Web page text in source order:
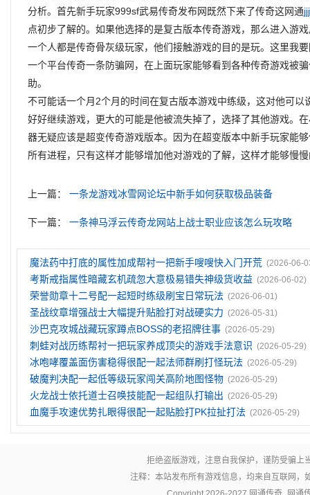
分析。首先新手玩家999sf武易传奇发布网既然下来了传奇这网通jjj
点初步了解的。如果他选择的是复古版本传奇游戏，那么进入游
一个人都是传奇骨灰级玩家，他们接触游戏的目的是玩。这里我
一个平台传奇一条防骗网，在上面玩家能够看到各种传奇游戏被
助。
不可能话一个月2个月的时间在复古版本游戏中练级，这对他可以
好好继续游戏，更大的可能是他被流失掉了，选择了其他游戏。
器无疑应该是超变传奇游戏版本。因为在超变版本中新手玩家能
所有进程，只有这样才能够增加他对游戏的了解，这样才能够慢
上一篇：一条龙游戏冰雪网论坛中新手如何获取极品装备
下一篇：一条神马浮云传奇龙网站上战士职业应该怎么玩攻略
魔法药中打底的属性加成帮衬一把新手嗖嗖快入门开荒 (2026-06-
考斯戒指属性暗藏玄机疏忽大意极易错失神级货收益 (2026-06-02)
荣誉勋章十二号配一起短时练级刷宝日常玩法 (2026-06-01)
圣战纹章‌增强战士大幅提升贴脸打对战硬实力 (2026-05-31)
沙巴克攻城战藏玩家蹲点BOSS的老招牌往事 (2026-05-29)
刺蛙对战历练帮衬一把玩家养成顶尖的游戏手法意识 (2026-05-29)
冰咆哮覆盖面伤害稳得很配一起法师群刷打怪玩法 (2026-05-29)
破魔判决配一起低等级玩家闯关高阶地图怪物 (2026-05-29)
火龙战士依托道士召唤技能配一起组队打输出 (2026-05-29)
血魔手攻速优势扎眼得很配一起贴脸打PK拉扯打法 (2026-05-29)
拒绝盗版游戏，注意自我保护，谨防受骗上
注释：本站发布所有游戏信息，均来自互联网